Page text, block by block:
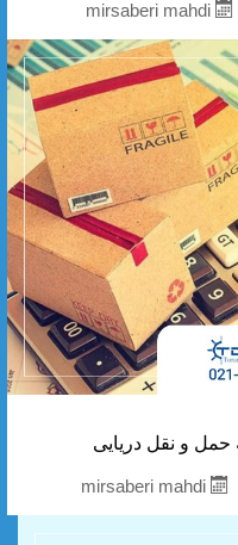
حمل و نقل دریایی